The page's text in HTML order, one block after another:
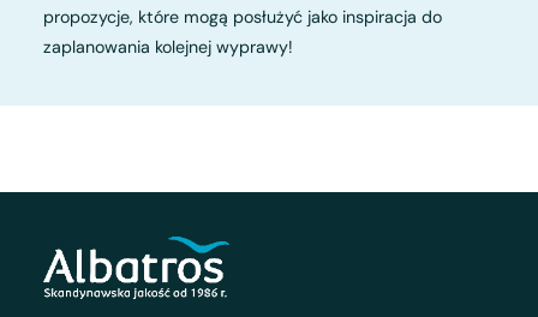
propozycje, które mogą posłużyć jako inspiracja do
zaplanowania kolejnej wyprawy!